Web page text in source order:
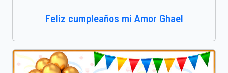
Feliz cumpleaños mi Amor Ghael